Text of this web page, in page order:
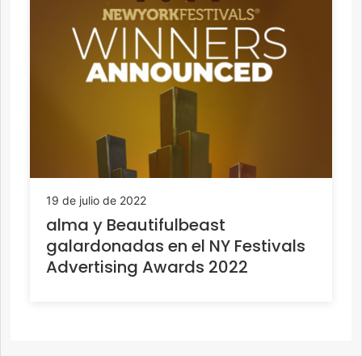
19 de julio de 2022
alma y Beautifulbeast
galardonadas en el NY Festivals
Advertising Awards 2022